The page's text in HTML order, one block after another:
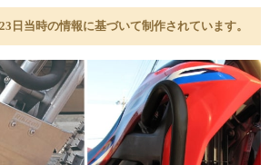
日当時の情報に基づいて制作されています。